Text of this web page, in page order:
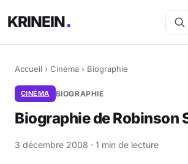
KRINEIN
Accueil › Cinéma › Biographie
CINÉMA BIOGRAPHIE
Biographie de Robinson
3 décembre 2008 · 1 min de lecture